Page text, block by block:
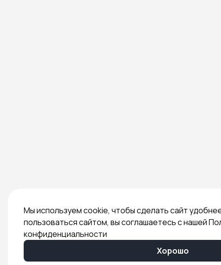
Мы используем cookie, чтобы сделать сайт
пользоваться сайтом, вы соглашаетесь с нашей
конфиденциальности
Хорошо